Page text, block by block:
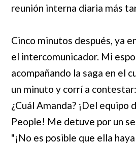
reunión interna diaria más
Cinco minutos después, ya
el intercomunicador. Mi
acompañando la saga en el
un minuto y corrí a
¿Cuál Amanda? ¡Del equipo
People! Me detuve por un
"¡No es posible que ella